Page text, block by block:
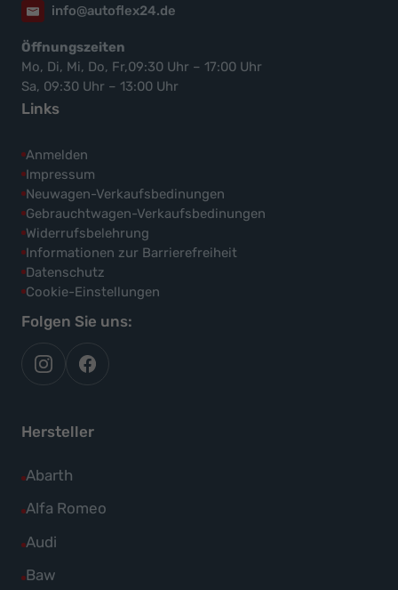
info@autoflex24.de
Öffnungszeiten
Mo, Di, Mi, Do, Fr,09:30 Uhr – 17:00 Uhr
Sa, 09:30 Uhr – 13:00 Uhr
Links
Anmelden
Impressum
Neuwagen-Verkaufsbedinungen
Gebrauchtwagen-Verkaufsbedinungen
Widerrufsbelehrung
Informationen zur Barrierefreiheit
Datenschutz
Cookie-Einstellungen
Folgen Sie uns:
autoflex
auf
autoflex24
auf
Hersteller
Abarth
Alle
Fahrzeuge
Abarth
anzeigen
Alfa Romeo
Alle
Fahrzeuge
Alfa
Audi
Alle
Fahrzeuge
Baw
Alle